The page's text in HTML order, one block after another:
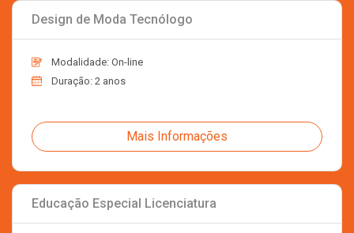
Design de Moda Tecnólogo
Modalidade: On-line
Duração: 2 anos
Mais Informações
Educação Especial Licenciatura